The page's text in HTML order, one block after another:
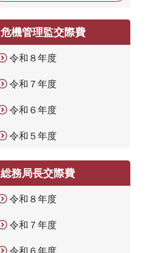
危機管理監交際費
令和８年度
令和７年度
令和６年度
令和５年度
総務局長交際費
令和８年度
令和７年度